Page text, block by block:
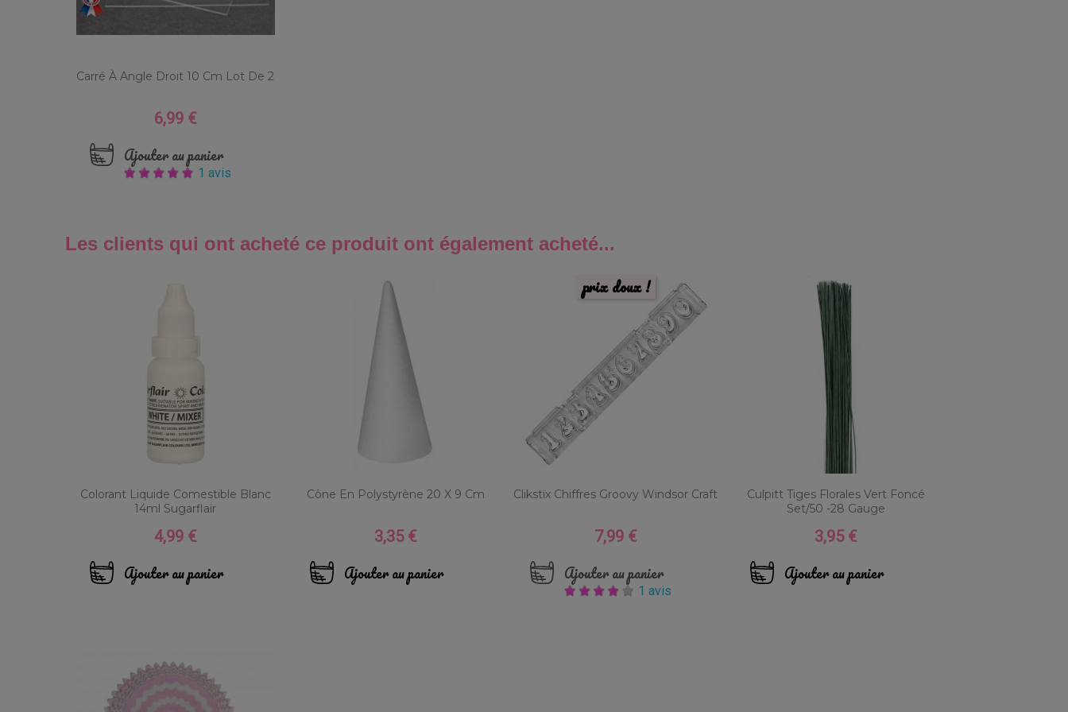
Carré À Angle Droit 10 Cm Lot De 2
Prix
6,99 €
Ajouter au panier
1 avis
Les clients qui ont acheté ce produit ont également acheté...
Colorant Liquide Comestible Blanc
14ml Sugarflair
Prix
4,99 €
Ajouter au panier
Cône En Polystyrène 20 X 9 Cm
Prix
3,35 €
Ajouter au panier
Clikstix Chiffres Groovy Windsor Craft
Prix
7,99 €
Ajouter au panier
1 avis
prix doux !
Culpitt Tiges Florales Vert Foncé
Set/50 -28 Gauge
Prix
3,95 €
Ajouter au panier